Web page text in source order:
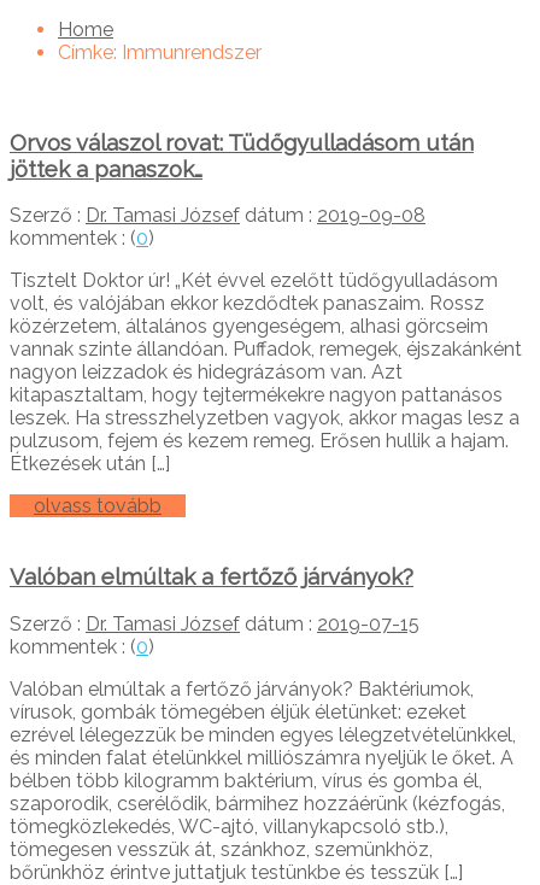
Home
Címke: Immunrendszer
Orvos válaszol rovat: Tüdőgyulladásom után
jöttek a panaszok…
Szerző : Dr. Tamasi József dátum : 2019-09-08
kommentek : (0)
Tisztelt Doktor úr! „Két évvel ezelőtt tüdőgyulladásom
volt, és valójában ekkor kezdődtek panaszaim. Rossz
közérzetem, általános gyengeségem, alhasi görcseim
vannak szinte állandóan. Puffadok, remegek, éjszakánként
nagyon leizzadok és hidegrázásom van. Azt
kitapasztaltam, hogy tejtermékekre nagyon pattanásos
leszek. Ha stresszhelyzetben vagyok, akkor magas lesz a
pulzusom, fejem és kezem remeg. Erősen hullik a hajam.
Étkezések után […]
olvass tovább
Valóban elmúltak a fertőző járványok?
Szerző : Dr. Tamasi József dátum : 2019-07-15
kommentek : (0)
Valóban elmúltak a fertőző járványok? Baktériumok,
vírusok, gombák tömegében éljük életünket: ezeket
ezrével lélegezzük be minden egyes lélegzetvételünkkel,
és minden falat ételünkkel milliószámra nyeljük le őket. A
bélben több kilogramm baktérium, vírus és gomba él,
szaporodik, cserélődik, bármihez hozzáérünk (kézfogás,
tömegközlekedés, WC-ajtó, villanykapcsoló stb.),
tömegesen vesszük át, szánkhoz, szemünkhöz,
bőrünkhöz érintve juttatjuk testünkbe és tesszük […]